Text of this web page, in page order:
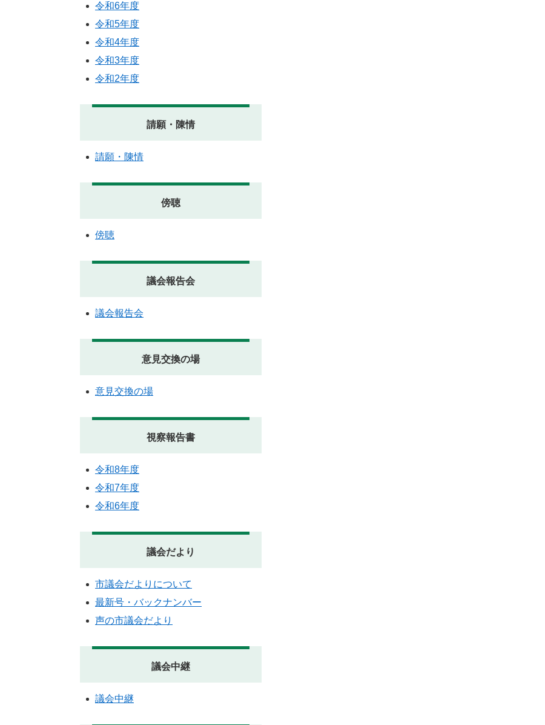
令和6年度
令和5年度
令和4年度
令和3年度
令和2年度
請願・陳情
請願・陳情
傍聴
傍聴
議会報告会
議会報告会
意見交換の場
意見交換の場
視察報告書
令和8年度
令和7年度
令和6年度
議会だより
市議会だよりについて
最新号・バックナンバー
声の市議会だより
議会中継
議会中継